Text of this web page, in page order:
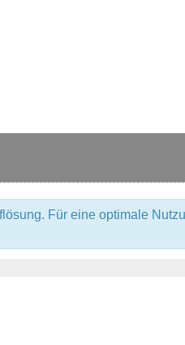
Für eine optimale